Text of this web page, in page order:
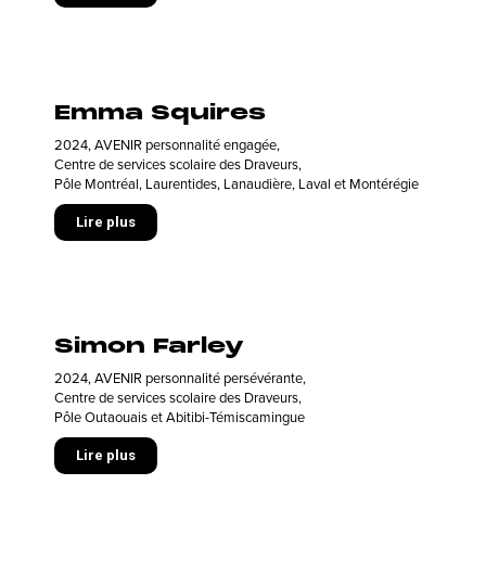
Emma Squires
2024,AVENIR personnalité engagée,
Centre de services scolaire des Draveurs,
Pôle Montréal, Laurentides, Lanaudière, Laval et Montérégie
Lire plus
Simon Farley
2024,AVENIR personnalité persévérante,
Centre de services scolaire des Draveurs,
Pôle Outaouais et Abitibi-Témiscamingue
Lire plus